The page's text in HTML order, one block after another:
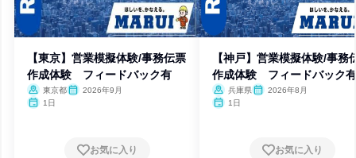
【東京】営業模擬体験/事務伝票
作成体験 フィードバック有
東京都
2026年9月
1日
お気に入り
【神戸】営業模擬体験/事務
作成体験 フィードバック有
兵庫県
2026年8月
1日
お気に入り